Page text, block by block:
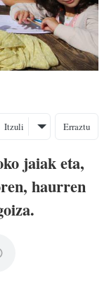
Itzuli Erraztu
jaiak eta,
haurren